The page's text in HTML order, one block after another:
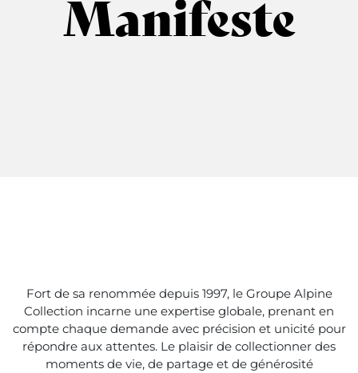
Manifeste
Fort de sa renommée depuis 1997, le Groupe Alpine
Collection incarne une expertise globale, prenant en
compte chaque demande avec précision et unicité pour
répondre aux attentes. Le plaisir de collectionner des
moments de vie, de partage et de générosité